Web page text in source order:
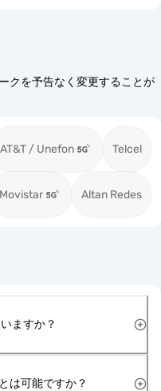
クを予告なく変更することが
AT&T / Unefon Telcel
Movistar Altan Redes
ますか？
は可能ですか？